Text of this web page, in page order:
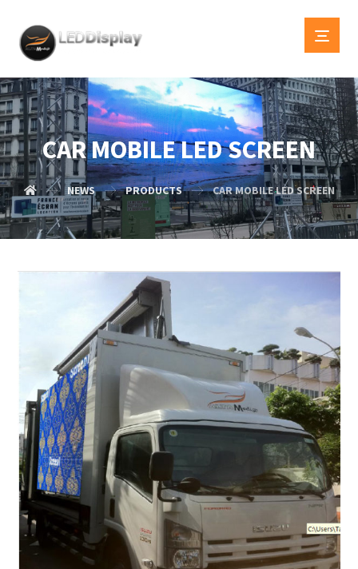
CAR MOBILE LED SCREEN
NEWS PRODUCTS CAR MOBILE LED SCREEN